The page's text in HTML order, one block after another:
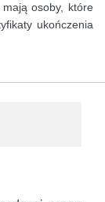
osoby, które
ukończenia